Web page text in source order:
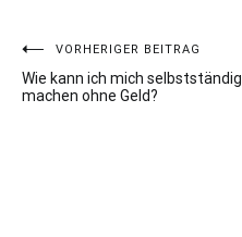
Beitragsnavigation
VORHERIGER BEITRAG
Wie kann ich mich selbstständig
machen ohne Geld?